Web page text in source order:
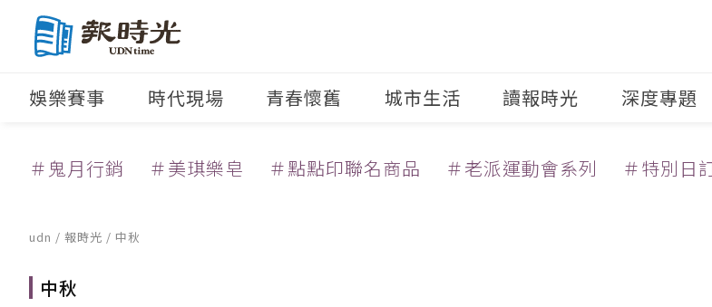
娛樂賽事 時代現場 青春懷舊 城市生活 讀報時光 深度專題
＃鬼月行銷 ＃美琪樂皂 ＃點點印聯名商品 ＃老派運動會系列 ＃特別日
udn / 報時光 / 中秋
中秋